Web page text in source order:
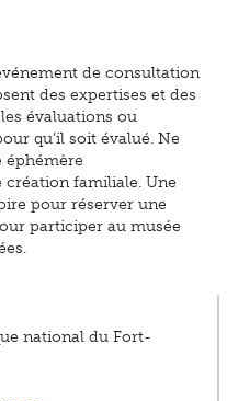
de consultation
des expertises et des
évaluations ou
qu’il soit évalué. Ne
éphémère
familiale. Une
pour réserver une
participer au musée
national du Fort-